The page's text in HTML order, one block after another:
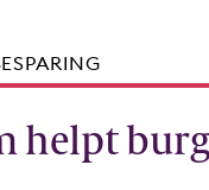
helpt